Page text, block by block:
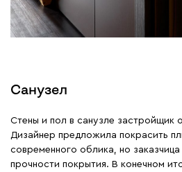
Санузел
Стены и пол в санузле застройщик
Дизайнер предложила покрасить
современного облика, но
прочности покрытия. В конечном